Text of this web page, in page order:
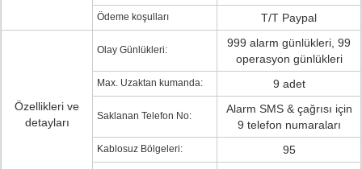
Ödeme koşulları T/T Paypal
Özellikleri ve
detayları
Olay Günlükleri:
999 alarm günlükleri, 99
operasyon günlükleri
Max. Uzaktan kumanda: 9 adet
Saklanan Telefon No:
Alarm SMS & çağrısı için
9 telefon numaraları
Kablosuz Bölgeleri: 95